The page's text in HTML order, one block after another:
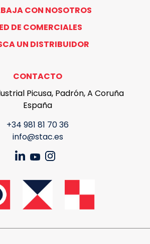
CON NOSOTROS
DE COMERCIALES
UN DISTRIBUIDOR
CONTACTO
Picusa, Padrón, A Coruña
España
+34 981 81 70 36
info@stac.es